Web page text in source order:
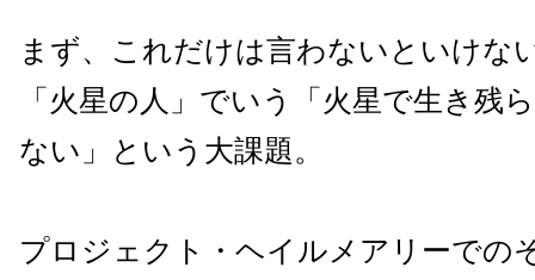
まず、これだけは言わないといけな
「火星の人」でいう「火星で生き残
ない」という大課題。
プロジェクト・ヘイルメアリーでの